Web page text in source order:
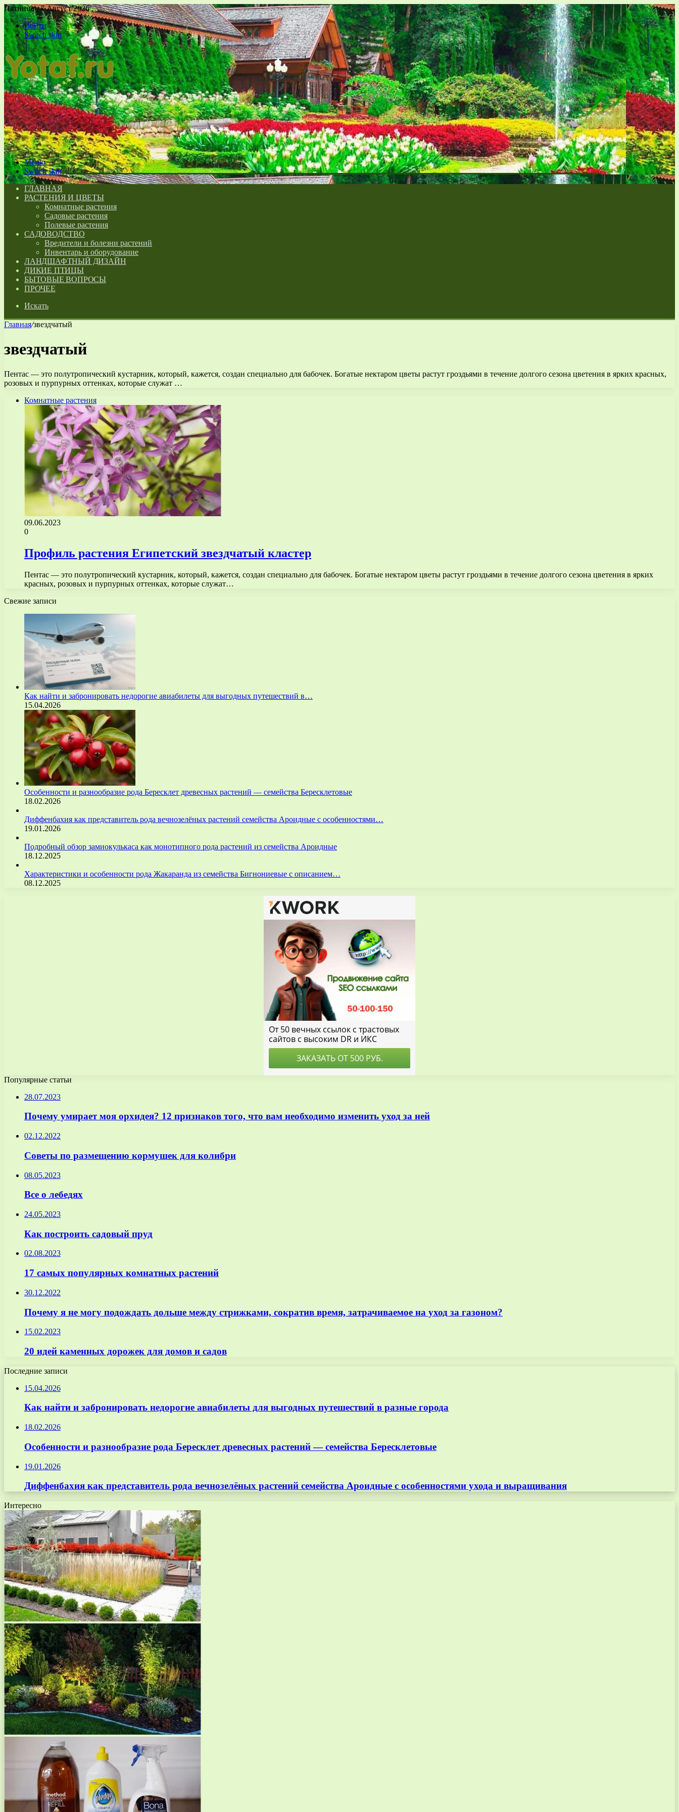
Пятница , 7 Август 2026
Войти
Switch skin
Меню
Switch skin
ГЛАВНАЯ
РАСТЕНИЯ И ЦВЕТЫ
Комнатные растения
Садовые растения
Полевые растения
САДОВОДСТВО
Вредители и болезни растений
Инвентарь и оборудование
ЛАНДШАФТНЫЙ ДИЗАЙН
ДИКИЕ ПТИЦЫ
БЫТОВЫЕ ВОПРОСЫ
ПРОЧЕЕ
Искать
Главная/звездчатый
звездчатый
Пентас — это полутропический кустарник, который, кажется, создан специально для бабочек. Богатые нектаром цветы растут гроздьями в течение долгого сезона цветения в ярких красных,
розовых и пурпурных оттенках, которые служат …
Комнатные растения
09.06.2023
0
Профиль растения Египетский звездчатый кластер
Пентас — это полутропический кустарник, который, кажется, создан специально для бабочек. Богатые нектаром цветы растут гроздьями в течение долгого сезона цветения в ярких
красных, розовых и пурпурных оттенках, которые служат…
Свежие записи
Как найти и забронировать недорогие авиабилеты для выгодных путешествий в…
15.04.2026
Особенности и разнообразие рода Бересклет древесных растений — семейства Бересклетовые
18.02.2026
Диффенбахия как представитель рода вечнозелёных растений семейства Ароидные с особенностями…
19.01.2026
Подробный обзор замиокулькаса как монотипного рода растений из семейства Ароидные
18.12.2025
Характеристики и особенности рода Жакаранда из семейства Бигнониевые с описанием…
08.12.2025
Популярные статьи
28.07.2023
Почему умирает моя орхидея? 12 признаков того, что вам необходимо изменить уход за ней
02.12.2022
Советы по размещению кормушек для колибри
08.05.2023
Все о лебедях
24.05.2023
Как построить садовый пруд
02.08.2023
17 самых популярных комнатных растений
30.12.2022
Почему я не могу подождать дольше между стрижками, сократив время, затрачиваемое на уход за газоном?
15.02.2023
20 идей каменных дорожек для домов и садов
Последние записи
15.04.2026
Как найти и забронировать недорогие авиабилеты для выгодных путешествий в разные города
18.02.2026
Особенности и разнообразие рода Бересклет древесных растений — семейства Бересклетовые
19.01.2026
Диффенбахия как представитель рода вечнозелёных растений семейства Ароидные с особенностями ухода и выращивания
Интересно